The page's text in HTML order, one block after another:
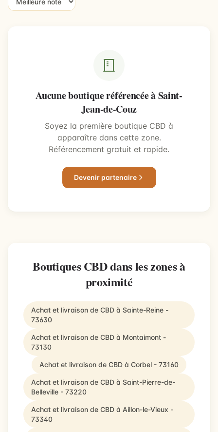
Aucune boutique référencée à Saint-
Jean-de-Couz
Soyez la première boutique CBD à
apparaître dans cette zone.
Référencement gratuit et rapide.
Devenir partenaire
Boutiques CBD dans les zones à
proximité
Achat et livraison de CBD à Sainte-Reine -
73630
Achat et livraison de CBD à Montaimont -
73130
Achat et livraison de CBD à Corbel - 73160
Achat et livraison de CBD à Saint-Pierre-de-
Belleville - 73220
Achat et livraison de CBD à Aillon-le-Vieux -
73340